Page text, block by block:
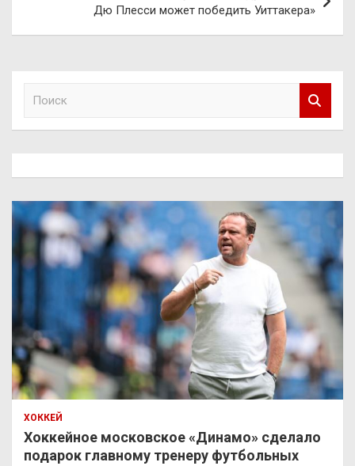
Дю Плесси может победить Уиттакера»
ХОККЕЙ
Хоккейное московское «Динамо» сделало
подарок главному тренеру футбольных